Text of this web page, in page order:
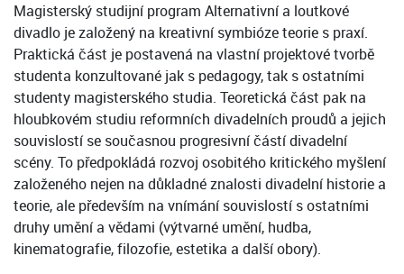
Magisterský studijní program Alternativní a loutkové
divadlo je založený na kreativní symbióze teorie s praxí.
Praktická část je postavená na vlastní projektové tvorbě
studenta konzultované jak s pedagogy, tak s ostatními
studenty magisterského studia. Teoretická část pak na
hloubkovém studiu reformních divadelních proudů a jejich
souvislostí se současnou progresivní částí divadelní
scény. To předpokládá rozvoj osobitého kritického myšlení
založeného nejen na důkladné znalosti divadelní historie a
teorie, ale především na vnímání souvislostí s ostatními
druhy umění a vědami (výtvarné umění, hudba,
kinematografie, filozofie, estetika a další obory).